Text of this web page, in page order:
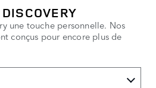
une touche personnelle. Nos
conçus pour encore plus de